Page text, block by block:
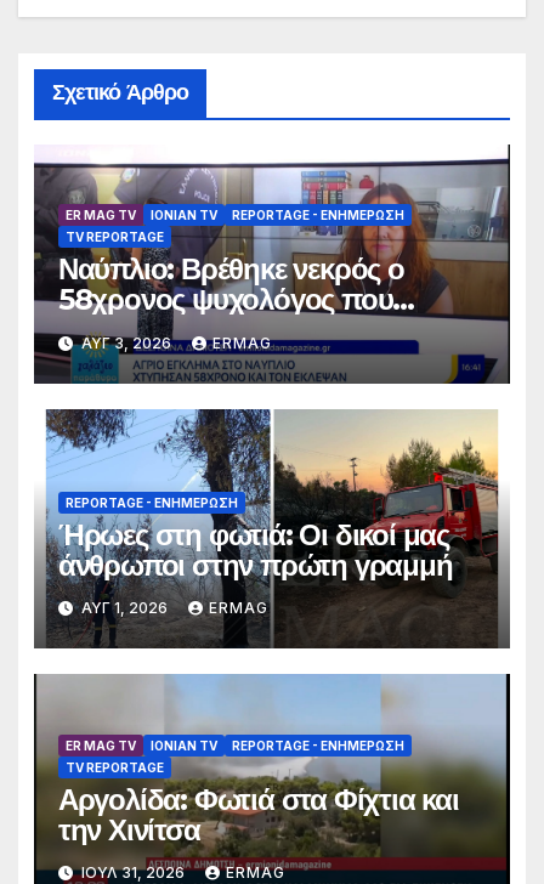
Σχετικό Άρθρο
ER MAG TV IONIAN TV
REPORTAGE - EΝΗΜΈΡΩΣΗ
TV REPORTAGE
Ναύπλιο: Βρέθηκε νεκρός ο
58χρονος ψυχολόγος που
αγνοούνταν για αρκετές ημέρες –
Συνελήφθησαν 2 άτομα
ΑΥΓ 3, 2026 ERMAG
REPORTAGE - EΝΗΜΈΡΩΣΗ
Ήρωες στη φωτιά: Οι δικοί μας
άνθρωποι στην πρώτη γραμμή
ΑΥΓ 1, 2026 ERMAG
ER MAG TV IONIAN TV
REPORTAGE - EΝΗΜΈΡΩΣΗ
TV REPORTAGE
Αργολίδα: Φωτιά στα Φίχτια και
την Χινίτσα
ΙΟΎΛ 31, 2026 ERMAG